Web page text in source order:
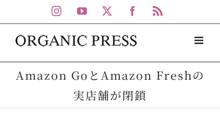
to
content
Instagram
YouTube Facebook
Amazon GoとAmazon Freshの
実店舗が閉鎖